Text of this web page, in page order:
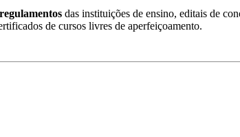
das instituições de ensino, editais de
de cursos livres de aperfeiçoamento.